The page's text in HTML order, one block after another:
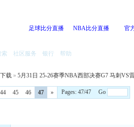
足球比分直播 NBA比分直播 官
索 社区服务 银行 帮助
载 » 5月31日 25-26赛季NBA西部决赛G7 马刺VS
44 45 46 47 » Pages: 47/47 Go